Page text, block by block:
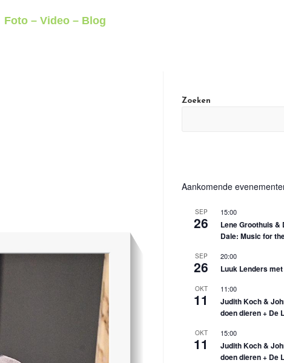
Foto – Video – Blog
Zoeken
Aankomende
SEP
26
15:00
Lene Groothuis &
Dale: Music for
SEP
26
20:00
Luuk Lenders
OKT
11
11:00
Judith Koch &
doen dieren + De
OKT
11
15:00
Judith Koch &
doen dieren + De